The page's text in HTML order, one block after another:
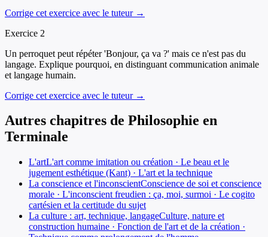
Corrige cet exercice avec le tuteur →
Exercice 2
Un perroquet peut répéter 'Bonjour, ça va ?' mais ce n'est pas du
langage. Explique pourquoi, en distinguant communication animale
et langage humain.
Corrige cet exercice avec le tuteur →
Autres chapitres de Philosophie en
Terminale
L'artL'art comme imitation ou création · Le beau et le
jugement esthétique (Kant) · L'art et la technique
La conscience et l'inconscientConscience de soi et conscience
morale · L'inconscient freudien : ça, moi, surmoi · Le cogito
cartésien et la certitude du sujet
La culture : art, technique, langageCulture, nature et
construction humaine · Fonction de l'art et de la création ·